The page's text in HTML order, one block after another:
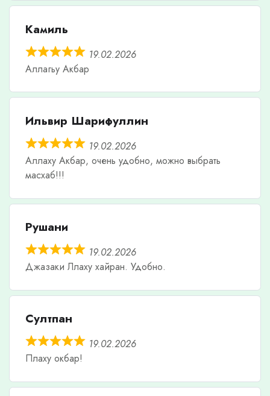
Камиль
19.02.2026
Аллагьу Акбар
Ильвир Шарифуллин
19.02.2026
Аллаху Акбар, очень удобно, можно выбрать
масхаб!!!
Рушани
19.02.2026
Джазаки Ллаху хайран. Удобно.
Султпан
19.02.2026
Плаху окбар!